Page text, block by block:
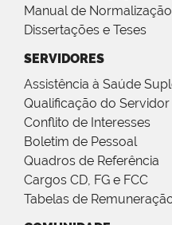
Manual de
Dissertações e Teses
SERVIDORES
Assistência à Saúde
Qualificação do Servidor
Conflito de Interesses
Boletim de Pessoal
Quadros de Referência
Cargos CD, FG e FCC
Tabelas de